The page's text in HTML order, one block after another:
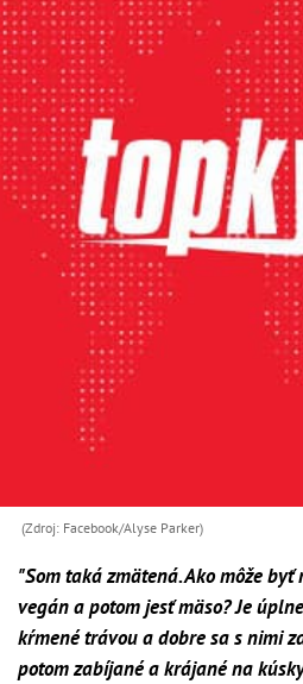
(Zdroj: Facebook/Alyse Parker)
"Som taká zmätená. Ako môže
vegán a potom jesť mäso? Je
kŕmené trávou a dobre sa s nimi
potom zabíjané a krájané na